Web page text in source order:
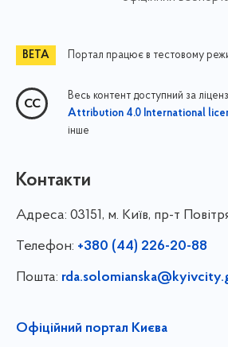
Портал працює в тестовому
Весь контент доступний за
Attribution 4.0 International
інше
Контакти
Адреса: 03151, м. Київ, пр-т
Телефон: +380 (44) 226-20-88
Пошта:
Офіційний портал Києва